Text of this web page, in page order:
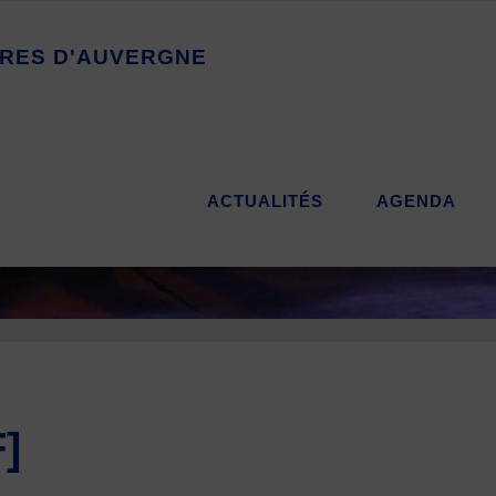
RES D'AUVERGNE
ACTUALITÉS AGENDA